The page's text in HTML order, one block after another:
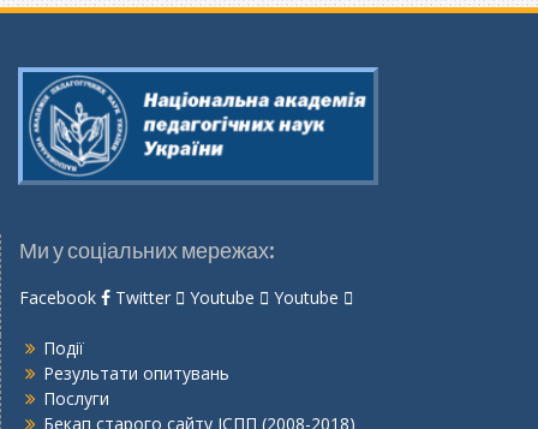
Ми у соціальних мережах:
Facebook Twitter Youtube Youtube
Події
Результати опитувань
Послуги
Бекап старого сайту ІСПП (2008-2018)